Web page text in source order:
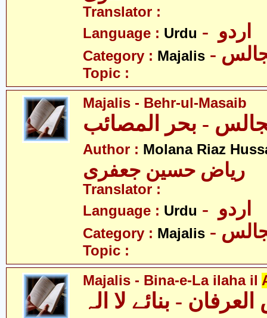
Translator :
Language : Urdu
Category : Majalis
Topic :
Majalis - Behr-ul-Masaib
- بحر المصائب
Author : Molana Riaz
ریاض حسین جعفری
Translator :
Language : Urdu
Category : Majalis
Topic :
Majalis - Bina-e-La ilaha il